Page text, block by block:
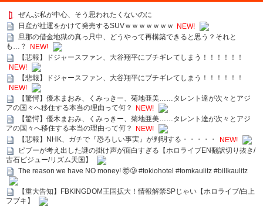
ぜんぶ私が中心、そう思われたくないのに
日産が社運をかけて発売するSUVｗｗｗｗｗｗｗ NEW!
旦那の借金地獄の真っ只中、どうやって再構築できると思う？それと
も…？
NEW!
【悲報】ドジャースファン、大谷翔平にブチギレてしまう！！！！！！
NEW!
【悲報】ドジャースファン、大谷翔平にブチギレてしまう！！！！！！
NEW!
【驚愕】優木まおみ、くみっきー、菊地亜美……タレント達が次々とアジ
アの国々へ移住する本当の理由って何？
NEW!
【驚愕】優木まおみ、くみっきー、菊地亜美……タレント達が次々とアジ
アの国々へ移住する本当の理由って何？
NEW!
【悲報】NHK、ガチで『恐ろしい事実』が判明する・・・・・
NEW!
ビブーが考え出した謎の掛け声が面白すぎる【ホロライブEN翻訳切り抜き/
古石ビジュー/リズム天国】
The reason we have NO money! 🤯🥲 #tokiohotel #tomkaulitz #billkaulitz
【重大告知】FBKINGDOM王国拡大！情報解禁SPじゃい【ホロライブ/白上
フブキ】